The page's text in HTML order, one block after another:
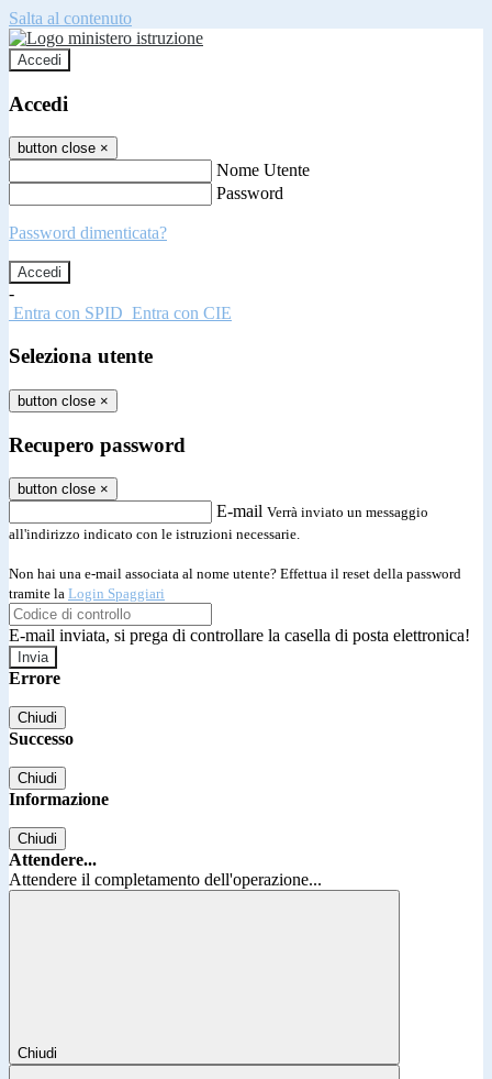
Salta al contenuto
Accedi
Accedi
button close ×
Nome Utente
Password
Password dimenticata?
-
Entra con SPID Entra con CIE
Seleziona utente
button close ×
Recupero password
button close ×
E-mail Verrà inviato un messaggio
all'indirizzo indicato con le istruzioni necessarie.
Non hai una e-mail associata al nome utente? Effettua il reset della password
tramite la Login Spaggiari
E-mail inviata, si prega di controllare la casella di posta elettronica!
Errore
Chiudi
Successo
Chiudi
Informazione
Chiudi
Attendere...
Attendere il completamento dell'operazione...
Chiudi